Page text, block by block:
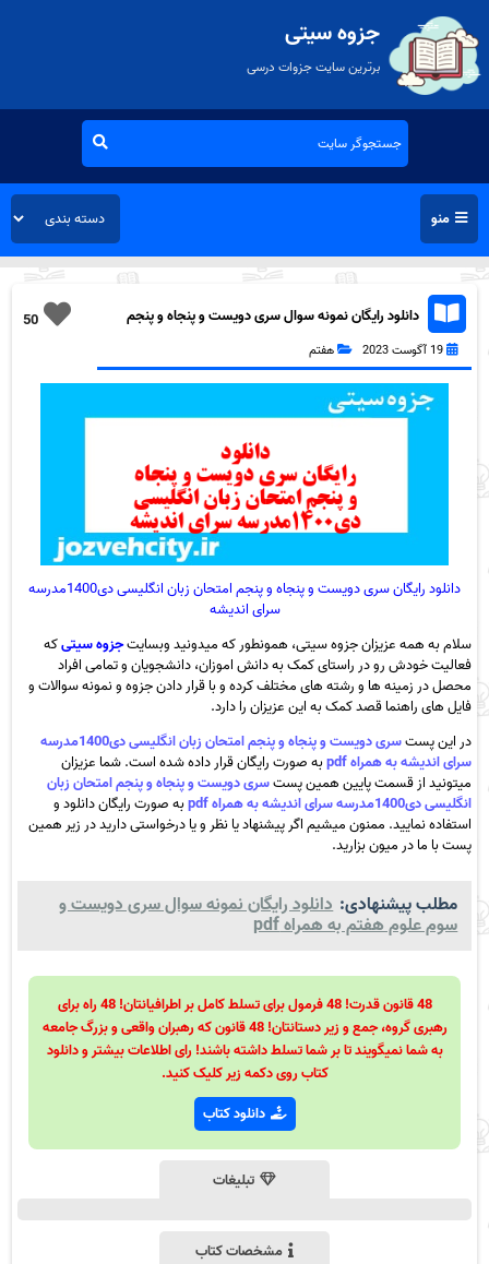
جزوه سیتی
برترین سایت جزوات درسی
منو
50
دانلود رایگان نمونه سوال سری دویست و پنجاه و پنجم
زبان انگلیسی هفتم به همراه pdf 19 آگوست 2023 هفتم
دانلود رایگان سری دویست و پنجاه و پنجم امتحان زبان انگلیسی دی1400مدرسه
سرای اندیشه
سلام به همه عزیزان جزوه سیتی، همونطور که میدونید وبسایتجزوه سیتیکه
فعالیت خودش رو در راستای کمک به دانش اموزان، دانشجویان و تمامی افراد
محصل در زمینه ها و رشته های مختلف کرده و با قرار دادن جزوه و نمونه سوالات و
فایل های راهنما قصد کمک به این عزیزان را دارد.
در این پست
سری دویست و پنجاه و پنجم امتحان زبان انگلیسی دی1400مدرسه
سرای اندیشه به همراه pdf
به صورت رایگان قرار داده شده است. شما عزیزان
میتونید از قسمت پایین همین پستسری دویست و پنجاه و پنجم امتحان زبان
انگلیسی دی1400مدرسه سرای اندیشه به همراه pdf
به صورت رایگان دانلود و
استفاده نمایید. ممنون میشیم اگر پیشنهاد یا نظر و یا درخواستی دارید در زیر همین
پست با ما در میون بزارید.
مطلب پیشنهادی: دانلود رایگان نمونه سوال سری دویست و
سوم علوم هفتم به همراه pdf
48 قانون قدرت! 48 فرمول برای تسلط کامل بر اطرافیانتان! 48 راه برای
رهبری گروه، جمع و زیر دستانتان! 48 قانون که رهبران واقعی و بزرگ جامعه
به شما نمیگویند تا بر شما تسلط داشته باشند! رای اطلاعات بیشتر و دانلود
کتاب روی دکمه زیر کلیک کنید.
دانلود کتاب
تبلیغات
مشخصات کتاب